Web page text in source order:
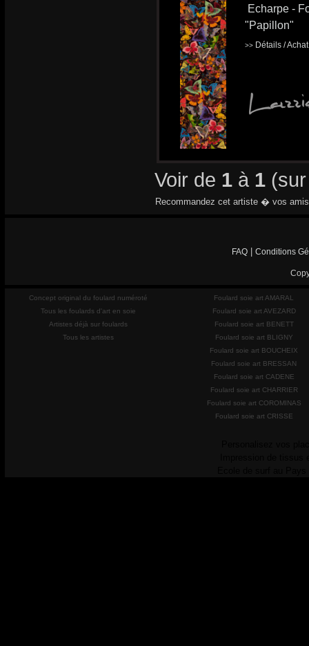
Echarpe -
"Papillon"
>> Détails /
Voir de 1 à 1
Recommandez cet artiste � vos
FAQ Conditions
Concept original du foulard numéroté
Tous les foulards d'art en soie
Artistes déjà sur foulards
Tous les artistes
Foulard soie art AMARAL
Foulard soie art AVEZARD
Foulard soie art BENETT
Foulard soie art BLIGNY
Foulard soie art BOUCHEIX
Foulard soie art BRESSAN
Foulard soie art CADENE
Foulard soie art CHARRIER
Foulard soie art COROMINAS
Foulard soie art CRISSE